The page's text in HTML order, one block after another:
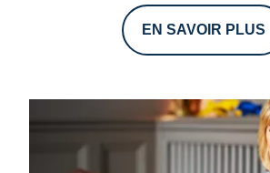
EN SAVOIR PLUS